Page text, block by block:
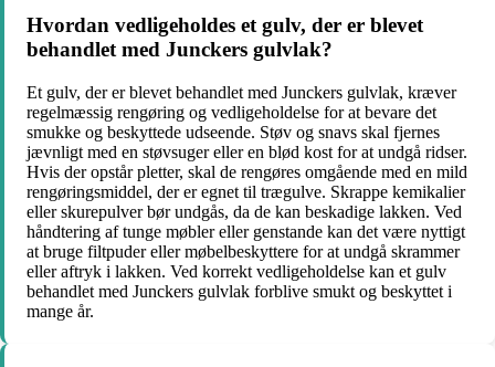
Hvordan vedligeholdes et gulv, der er blevet
behandlet med Junckers gulvlak?
Et gulv, der er blevet behandlet med Junckers gulvlak, kræver
regelmæssig rengøring og vedligeholdelse for at bevare det
smukke og beskyttede udseende. Støv og snavs skal fjernes
jævnligt med en støvsuger eller en blød kost for at undgå ridser.
Hvis der opstår pletter, skal de rengøres omgående med en mild
rengøringsmiddel, der er egnet til trægulve. Skrappe kemikalier
eller skurepulver bør undgås, da de kan beskadige lakken. Ved
håndtering af tunge møbler eller genstande kan det være nyttigt
at bruge filtpuder eller møbelbeskyttere for at undgå skrammer
eller aftryk i lakken. Ved korrekt vedligeholdelse kan et gulv
behandlet med Junckers gulvlak forblive smukt og beskyttet i
mange år.